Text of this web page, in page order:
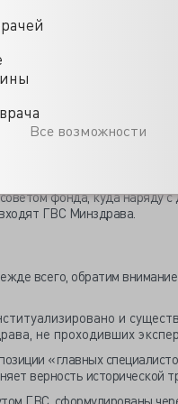
Все возможности
обоснованные
продукта в
РФ от 09.04.2015
в заседаниях
препаратов для
).
05.01.2021 № 16 «О создании
заболеваниями, в
за ГВС закреплена еще
включенными в перечень
фонда, куда наряду
ГВС Минздрава.
всего, обратим
и
не проходивших
«главных
верность исторической
ГВС, сформулированы